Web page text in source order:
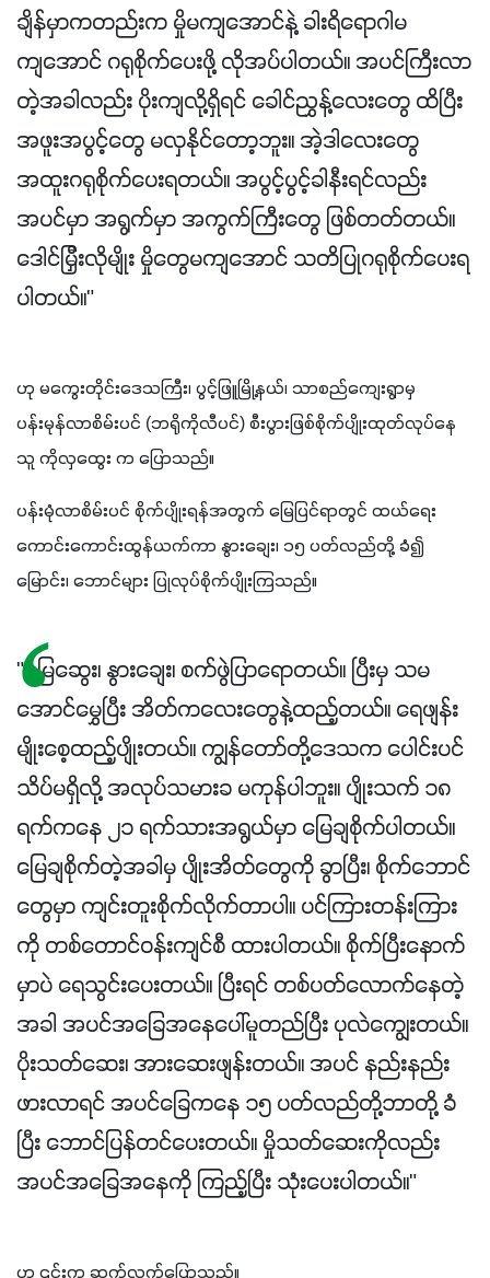
ချိန်မှာကတည်းက မှိုမကျအောင်နဲ့ ခါးရိရောဂါမ
ကျအောင် ဂရုစိုက်ပေးဖို့ လိုအပ်ပါတယ်။ အပင်ကြီးလာ
တဲ့အခါလည်း ပိုးကျလို့ရှိရင် ခေါင်ညွှန့်လေးတွေ ထိပြီး
အဖူးအပွင့်တွေ မလှနိုင်တော့ဘူး။ အဲ့ဒါလေးတွေ
အထူးဂရုစိုက်ပေးရတယ်။ အပွင့်ပွင့်ခါနီးရင်လည်း
အပင်မှာ အရွက်မှာ အကွက်ကြီးတွေ ဖြစ်တတ်တယ်။
ဒေါင်မြှီးလိုမျိုး မှိုတွေမကျအောင် သတိပြုဂရုစိုက်ပေးရ
ပါတယ်။"
ဟု မကွေးတိုင်းဒေသကြီး၊ ပွင့်ဖြူမြို့နယ်၊ သာစည်ကျေးရွာမှ
ပန်းမုန်လာစိမ်းပင် (ဘရိုကိုလီပင်) စီးပွားဖြစ်စိုက်ပျိုးထုတ်လုပ်နေ
သူ ကိုလှထွေး က ပြောသည်။
ပန်းမုံလာစိမ်းပင် စိုက်ပျိုးရန်အတွက် မြေပြင်ရာတွင် ထယ်ရေး
ကောင်းကောင်းထွန်ယက်ကာ နွားချေး၊ ၁၅ ပတ်လည်တို့ ခံ၍
မြောင်း၊ ဘောင်များ ပြုလုပ်စိုက်ပျိုးကြသည်။
"မြေဆွေး၊ နွားချေး၊ စက်ဖွဲပြာရောတယ်။ ပြီးမှ သမ
အောင်မွှေပြီး အိတ်ကလေးတွေနဲ့ထည့်တယ်။ ရေဖျန်း
မျိုးစေ့ထည့်ပျိုးတယ်။ ကျွန်တော်တို့ဒေသက ပေါင်းပင်
သိပ်မရှိလို့ အလုပ်သမားခ မကုန်ပါဘူး။ ပျိုးသက် ၁၈
ရက်ကနေ ၂၁ ရက်သားအရွယ်မှာ မြေချစိုက်ပါတယ်။
မြေချစိုက်တဲ့အခါမှ ပျိုးအိတ်တွေကို ခွာပြီး၊ စိုက်ဘောင်
တွေမှာ ကျင်းတူးစိုက်လိုက်တာပါ။ ပင်ကြားတန်းကြား
ကို တစ်တောင်ဝန်းကျင်စီ ထားပါတယ်။ စိုက်ပြီးနောက်
မှာပဲ ရေသွင်းပေးတယ်။ ပြီးရင် တစ်ပတ်လောက်နေတဲ့
အခါ အပင်အခြေအနေပေါ်မူတည်ပြီး ပုလဲကျွေးတယ်။
ပိုးသတ်ဆေး၊ အားဆေးဖျန်းတယ်။ အပင် နည်းနည်း
ဖားလာရင် အပင်ခြေကနေ ၁၅ ပတ်လည်တို့ဘာတို့ ခံ
ပြီး ဘောင်ပြန်တင်ပေးတယ်။ မှိုသတ်ဆေးကိုလည်း
အပင်အခြေအနေကို ကြည့်ပြီး သုံးပေးပါတယ်။"